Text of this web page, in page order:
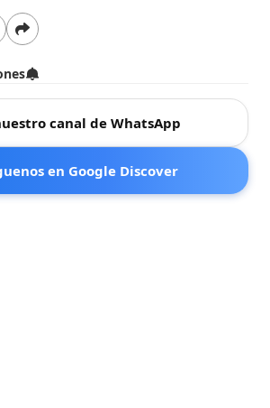
canal de WhatsApp
en Google Discover